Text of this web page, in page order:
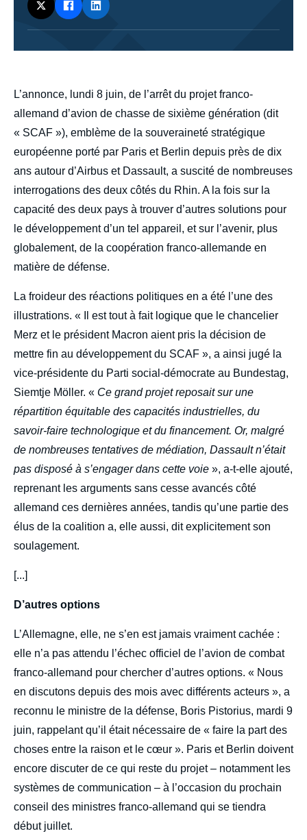
body
L’annonce, lundi 8 juin, de l’arrêt du projet franco-
allemand d’avion de chasse de sixième génération (dit
« SCAF »), emblème de la souveraineté stratégique
européenne porté par Paris et Berlin depuis près de dix
ans autour d’Airbus et Dassault, a suscité de nombreuses
interrogations des deux côtés du Rhin. A la fois sur la
capacité des deux pays à trouver d’autres solutions pour
le développement d’un tel appareil, et sur l’avenir, plus
globalement, de la coopération franco-allemande en
matière de défense.
La froideur des réactions politiques en a été l’une des
illustrations. « Il est tout à fait logique que le chancelier
Merz et le président Macron aient pris la décision de
mettre fin au développement du SCAF », a ainsi jugé la
vice-présidente du Parti social-démocrate au Bundestag,
Siemtje Möller. « Ce grand projet reposait sur une
répartition équitable des capacités industrielles, du
savoir-faire technologique et du financement. Or, malgré
de nombreuses tentatives de médiation, Dassault n’était
pas disposé à s’engager dans cette voie », a-t-elle ajouté,
reprenant les arguments sans cesse avancés côté
allemand ces dernières années, tandis qu’une partie des
élus de la coalition a, elle aussi, dit explicitement son
soulagement.
[...]
D’autres options
L’Allemagne, elle, ne s’en est jamais vraiment cachée :
elle n’a pas attendu l’échec officiel de l’avion de combat
franco-allemand pour chercher d’autres options. « Nous
en discutons depuis des mois avec différents acteurs », a
reconnu le ministre de la défense, Boris Pistorius, mardi 9
juin, rappelant qu’il était nécessaire de « faire la part des
choses entre la raison et le cœur ». Paris et Berlin doivent
encore discuter de ce qui reste du projet – notamment les
systèmes de communication – à l’occasion du prochain
conseil des ministres franco-allemand qui se tiendra
début juillet.